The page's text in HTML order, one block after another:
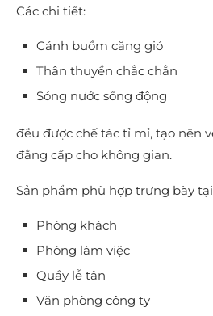
Các chi tiết:
Cánh buồm căng gió
Thân thuyền chắc chắn
Sóng nước sống động
đều được chế tác tỉ mỉ, tạo nên
đẳng cấp cho không gian.
Sản phẩm phù hợp trưng bày
Phòng khách
Phòng làm việc
Quầy lễ tân
Văn phòng công ty